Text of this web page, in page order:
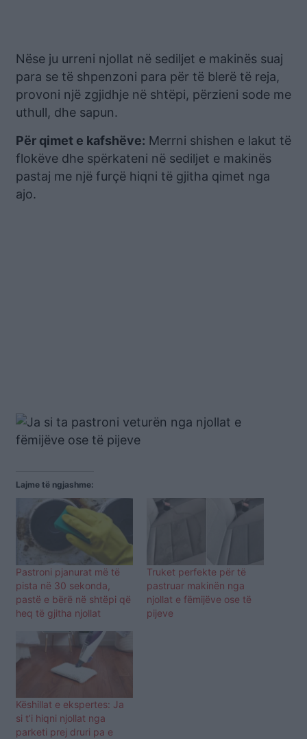
Nëse ju urreni njollat në sediljet e makinës suaj
para se të shpenzoni para për të blerë të reja,
provoni një zgjidhje në shtëpi, përzieni sode me
uthull, dhe sapun.
Për qimet e kafshëve: Merrni shishen e lakut të
flokëve dhe spërkateni në sediljet e makinës
pastaj me një furçë hiqni të gjitha qimet nga
ajo.
Lajme të ngjashme:
Pastroni pjanurat më të
pista në 30 sekonda,
pastë e bërë në shtëpi që
heq të gjitha njollat
Truket perfekte për të
pastruar makinën nga
njollat e fëmijëve ose të
pijeve
Këshillat e ekspertes: Ja
si t’i hiqni njollat nga
parketi prej druri pa e